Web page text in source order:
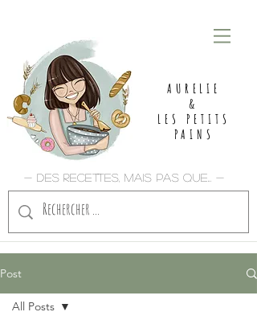
AURELIE
&
LES PETITS
PAINS
- Des recettes, mais pas que... -
Post
All Posts